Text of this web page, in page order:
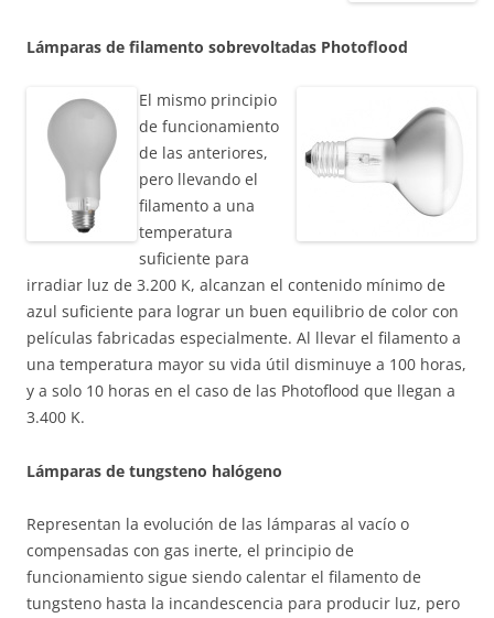
Lámparas de filamento sobrevoltadas Photoflood
El mismo principio
de funcionamiento
de las anteriores,
pero llevando el
filamento a una
temperatura
suficiente para
irradiar luz de 3.200 K, alcanzan el contenido mínimo de
azul suficiente para lograr un buen equilibrio de color con
películas fabricadas especialmente. Al llevar el filamento a
una temperatura mayor su vida útil disminuye a 100 horas,
y a solo 10 horas en el caso de las Photoflood que llegan a
3.400 K.
Lámparas de tungsteno halógeno
Representan la evolución de las lámparas al vacío o
compensadas con gas inerte, el principio de
funcionamiento sigue siendo calentar el filamento de
tungsteno hasta la incandescencia para producir luz, pero